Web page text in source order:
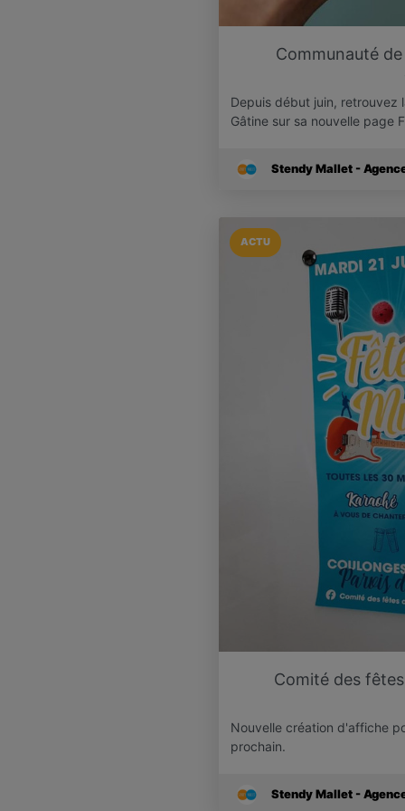
Communauté
Depuis début juin, retrouvez
Gâtine sur sa nouvelle page
Stendy Mallet -
ACTU
Comité des
Nouvelle création d'affiche
prochain.
Stendy Mallet -